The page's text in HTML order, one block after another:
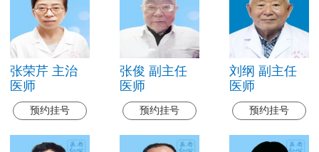
张荣芹 主治
医师
预约挂号
张俊 副主任
医师
预约挂号
刘纲 副主任
医师
预约挂号